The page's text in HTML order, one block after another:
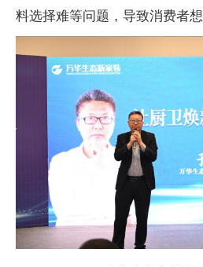
料选择难等问题，导致消费者想